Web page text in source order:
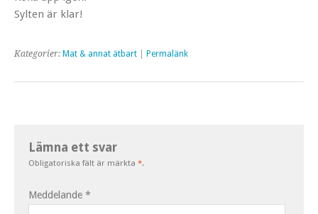
Sylten är klar!
Kategorier: Mat & annat ätbart Permalänk
Lämna ett svar
Obligatoriska fält är märkta *.
Meddelande *